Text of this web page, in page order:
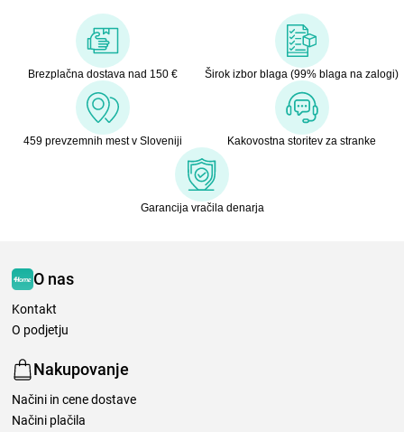
Brezplačna dostava nad 150 € Širok izbor blaga (99% blaga na zalogi)
459 prevzemnih mest v Sloveniji Kakovostna storitev za stranke
Garancija vračila denarja
O nas
Kontakt
O podjetju
Nakupovanje
Načini in cene dostave
Načini plačila